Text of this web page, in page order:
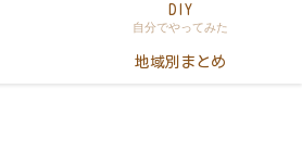
DIY
自分でやってみた
地域別まとめ